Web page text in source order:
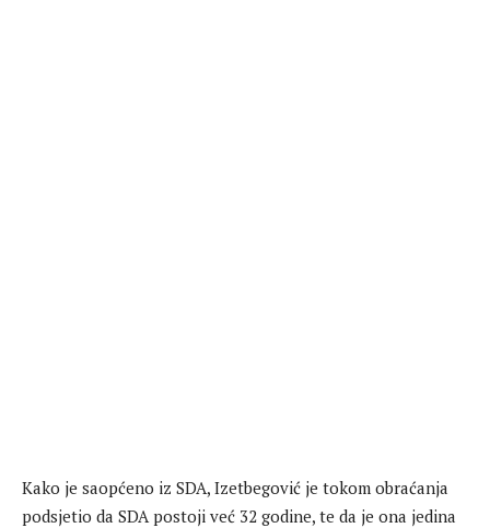
Kako je saopćeno iz SDA, Izetbegović je tokom obraćanja
podsjetio da SDA postoji već 32 godine, te da je ona jedina